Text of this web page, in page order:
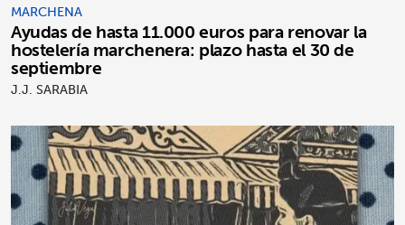
MARCHENA
Ayudas de hasta 11.000 euros para renovar la
hostelería marchenera: plazo hasta el 30 de
septiembre
J.J. SARABIA